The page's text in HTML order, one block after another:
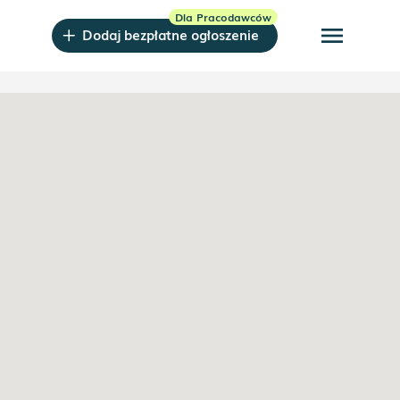
Dodaj bezpłatne ogłoszenie menu